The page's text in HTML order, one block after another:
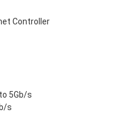
Controller
5Gb/s
s